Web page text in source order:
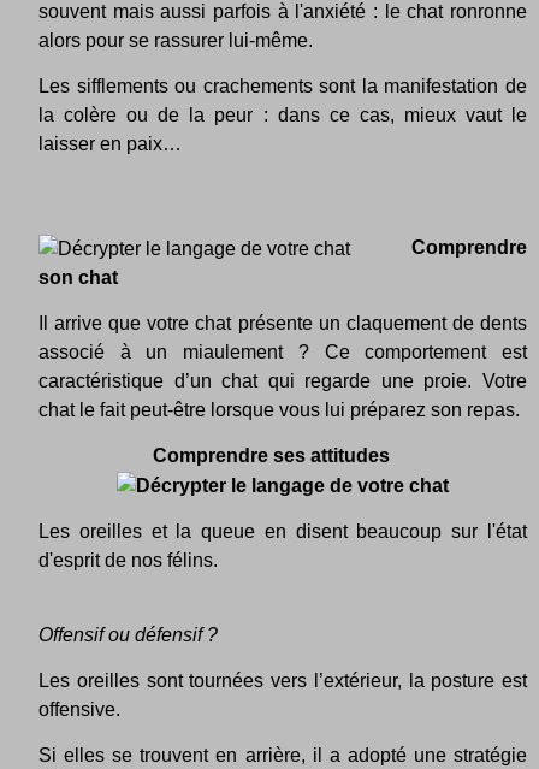
souvent mais aussi parfois à l'anxiété : le chat ronronne
alors pour se rassurer lui-même.
Les sifflements ou crachements sont la manifestation de
la colère ou de la peur : dans ce cas, mieux vaut le
laisser en paix…
Comprendre
son chat
Il arrive que votre chat présente un claquement de dents
associé à un miaulement ? Ce comportement est
caractéristique d’un chat qui regarde une proie. Votre
chat le fait peut-être lorsque vous lui préparez son repas.
Comprendre ses attitudes
Les oreilles et la queue en disent beaucoup sur l'état
d'esprit de nos félins.
Offensif ou défensif ?
Les oreilles sont tournées vers l’extérieur, la posture est
offensive.
Si elles se trouvent en arrière, il a adopté une stratégie